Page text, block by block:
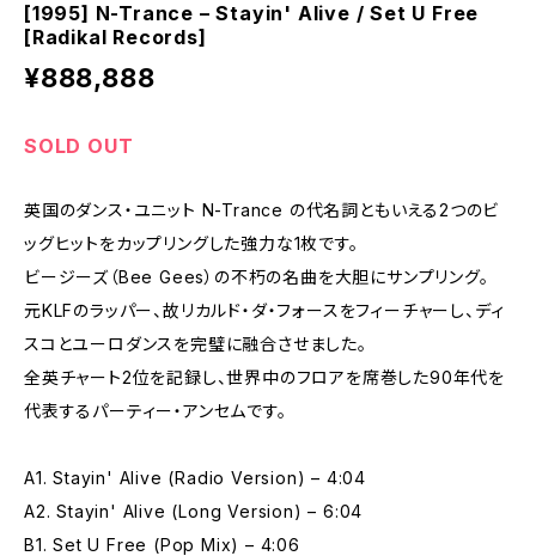
[1995] N-Trance – Stayin' Alive / Set U Free
[Radikal Records]
¥888,888
SOLD OUT
英国のダンス・ユニット N-Trance の代名詞ともいえる2つのビ
ッグヒットをカップリングした強力な1枚です。
ビージーズ（Bee Gees）の不朽の名曲を大胆にサンプリング。
元KLFのラッパー、故リカルド・ダ・フォースをフィーチャーし、ディ
スコとユーロダンスを完璧に融合させました。
全英チャート2位を記録し、世界中のフロアを席巻した90年代を
代表するパーティー・アンセムです。
A1. Stayin' Alive (Radio Version) – 4:04
A2. Stayin' Alive (Long Version) – 6:04
B1. Set U Free (Pop Mix) – 4:06